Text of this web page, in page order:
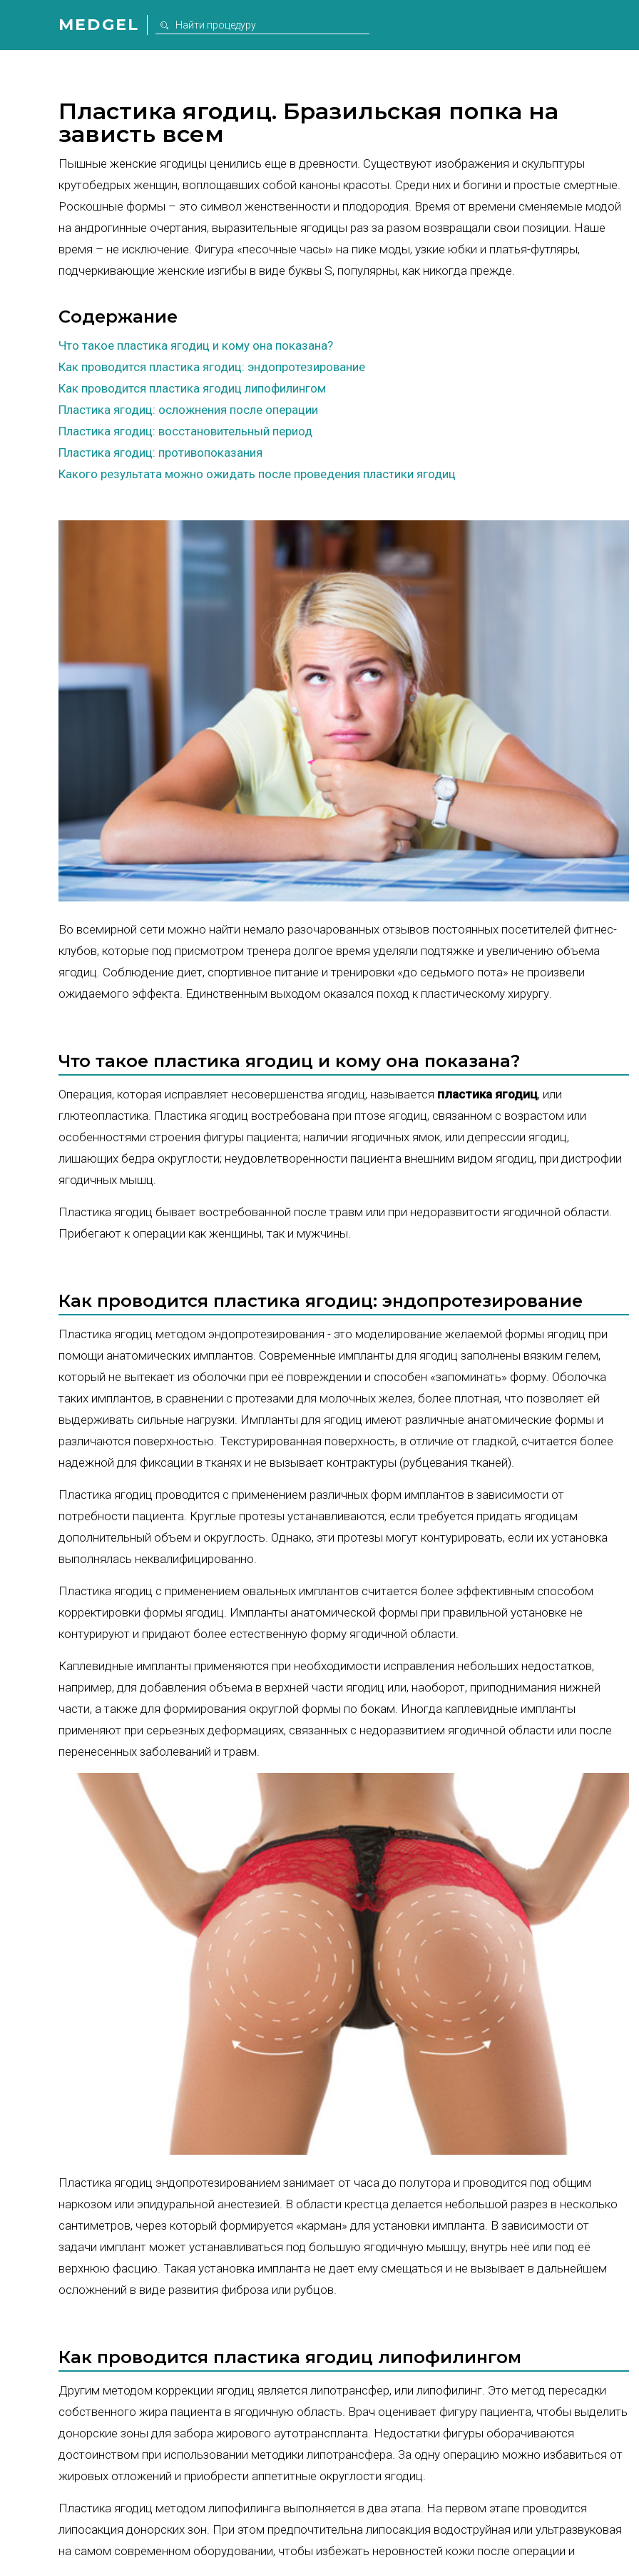
MEDGEL
Пластика ягодиц. Бразильская попка на
зависть всем
Пышные женские ягодицы ценились еще в древности. Существуют изображения и скульптуры
крутобедрых женщин, воплощавших собой каноны красоты. Среди них и богини и простые смертные.
Роскошные формы – это символ женственности и плодородия. Время от времени сменяемые модой
на андрогинные очертания, выразительные ягодицы раз за разом возвращали свои позиции. Наше
время – не исключение. Фигура «песочные часы» на пике моды, узкие юбки и платья-футляры,
подчеркивающие женские изгибы в виде буквы S, популярны, как никогда прежде.
Содержание
Что такое пластика ягодиц и кому она показана?
Как проводится пластика ягодиц: эндопротезирование
Как проводится пластика ягодиц липофилингом
Пластика ягодиц: осложнения после операции
Пластика ягодиц: восстановительный период
Пластика ягодиц: противопоказания
Какого результата можно ожидать после проведения пластики ягодиц
Во всемирной сети можно найти немало разочарованных отзывов постоянных посетителей фитнес-
клубов, которые под присмотром тренера долгое время уделяли подтяжке и увеличению объема
ягодиц. Соблюдение диет, спортивное питание и тренировки «до седьмого пота» не произвели
ожидаемого эффекта. Единственным выходом оказался поход к пластическому хирургу.
Что такое пластика ягодиц и кому она показана?
Операция, которая исправляет несовершенства ягодиц, называется пластика ягодиц, или
глютеопластика. Пластика ягодиц востребована при птозе ягодиц, связанном с возрастом или
особенностями строения фигуры пациента; наличии ягодичных ямок, или депрессии ягодиц,
лишающих бедра округлости; неудовлетворенности пациента внешним видом ягодиц, при дистрофии
ягодичных мышц.
Пластика ягодиц бывает востребованной после травм или при недоразвитости ягодичной области.
Прибегают к операции как женщины, так и мужчины.
Как проводится пластика ягодиц: эндопротезирование
Пластика ягодиц методом эндопротезирования - это моделирование желаемой формы ягодиц при
помощи анатомических имплантов. Современные импланты для ягодиц заполнены вязким гелем,
который не вытекает из оболочки при её повреждении и способен «запоминать» форму. Оболочка
таких имплантов, в сравнении с протезами для молочных желез, более плотная, что позволяет ей
выдерживать сильные нагрузки. Импланты для ягодиц имеют различные анатомические формы и
различаются поверхностью. Текстурированная поверхность, в отличие от гладкой, считается более
надежной для фиксации в тканях и не вызывает контрактуры (рубцевания тканей).
Пластика ягодиц проводится с применением различных форм имплантов в зависимости от
потребности пациента. Круглые протезы устанавливаются, если требуется придать ягодицам
дополнительный объем и округлость. Однако, эти протезы могут контурировать, если их установка
выполнялась неквалифицированно.
Пластика ягодиц с применением овальных имплантов считается более эффективным способом
корректировки формы ягодиц. Импланты анатомической формы при правильной установке не
контурируют и придают более естественную форму ягодичной области.
Каплевидные импланты применяются при необходимости исправления небольших недостатков,
например, для добавления объема в верхней части ягодиц или, наоборот, приподнимания нижней
части, а также для формирования округлой формы по бокам. Иногда каплевидные импланты
применяют при серьезных деформациях, связанных с недоразвитием ягодичной области или после
перенесенных заболеваний и травм.
Пластика ягодиц эндопротезированием занимает от часа до полутора и проводится под общим
наркозом или эпидуральной анестезией. В области крестца делается небольшой разрез в несколько
сантиметров, через который формируется «карман» для установки импланта. В зависимости от
задачи имплант может устанавливаться под большую ягодичную мышцу, внутрь неё или под её
верхнюю фасцию. Такая установка импланта не дает ему смещаться и не вызывает в дальнейшем
осложнений в виде развития фиброза или рубцов.
Как проводится пластика ягодиц липофилингом
Другим методом коррекции ягодиц является липотрансфер, или липофилинг. Это метод пересадки
собственного жира пациента в ягодичную область. Врач оценивает фигуру пациента, чтобы выделить
донорские зоны для забора жирового аутотранспланта. Недостатки фигуры оборачиваются
достоинством при использовании методики липотрансфера. За одну операцию можно избавиться от
жировых отложений и приобрести аппетитные округлости ягодиц.
Пластика ягодиц методом липофилинга выполняется в два этапа. На первом этапе проводится
липосакция донорских зон. При этом предпочтительна липосакция водоструйная или ультразвуковая
на самом современном оборудовании, чтобы избежать неровностей кожи после операции и